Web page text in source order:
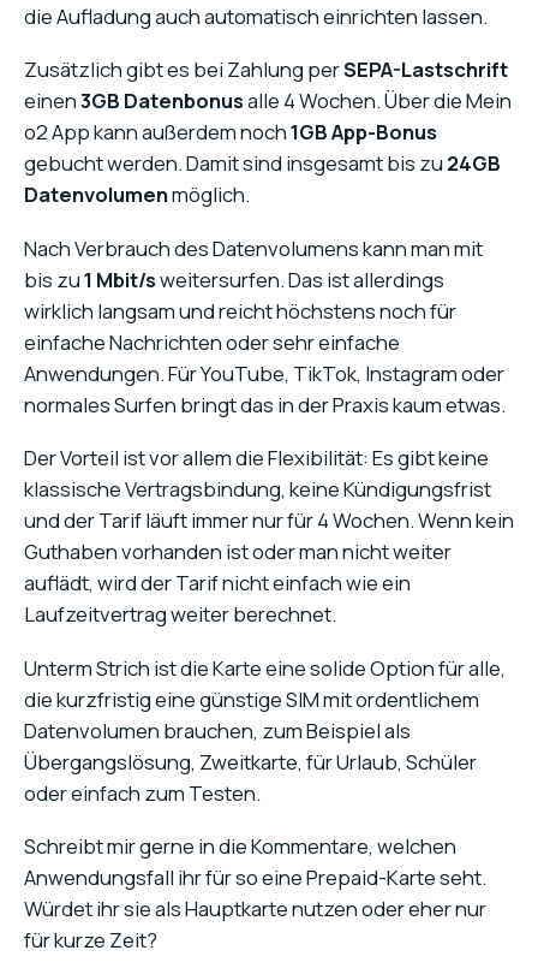
die Aufladung auch automatisch einrichten lassen.
Zusätzlich gibt es bei Zahlung perSEPA-Lastschrift
einen3GB Datenbonusalle 4 Wochen. Über die Mein
o2 App kann außerdem noch1GB App-Bonus
gebucht werden. Damit sind insgesamt bis zu 24GB
Datenvolumenmöglich.
Nach Verbrauch des Datenvolumens kann man mit
bis zu1 Mbit/sweitersurfen. Das ist allerdings
wirklich langsam und reicht höchstens noch für
einfache Nachrichten oder sehr einfache
Anwendungen. Für YouTube, TikTok, Instagram oder
normales Surfen bringt das in der Praxis kaum etwas.
Der Vorteil ist vor allem die Flexibilität: Es gibt keine
klassische Vertragsbindung, keine Kündigungsfrist
und der Tarif läuft immer nur für 4 Wochen. Wenn kein
Guthaben vorhanden ist oder man nicht weiter
auflädt, wird der Tarif nicht einfach wie ein
Laufzeitvertrag weiter berechnet.
Unterm Strich ist die Karte eine solide Option für alle,
die kurzfristig eine günstige SIM mit ordentlichem
Datenvolumen brauchen, zum Beispiel als
Übergangslösung, Zweitkarte, für Urlaub, Schüler
oder einfach zum Testen.
Schreibt mir gerne in die Kommentare, welchen
Anwendungsfall ihr für so eine Prepaid-Karte seht.
Würdet ihr sie als Hauptkarte nutzen oder eher nur
für kurze Zeit?